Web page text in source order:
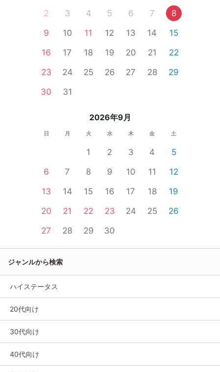
2
3 4 5 6 7
8
9
10 11 12 13 14
15
16
17 18 19 20 21
22
23
24 25 26 27 28
29
30
31
2026年9月
日 月 火 水 木 金 土
1 2 3 4
5
6
7 8 9 10 11
12
13
14 15 16 17 18
19
20
21 22 23 24 25
26
27
28 29 30
ジャンルから検索
ハイステータス
20代向け
30代向け
40代向け